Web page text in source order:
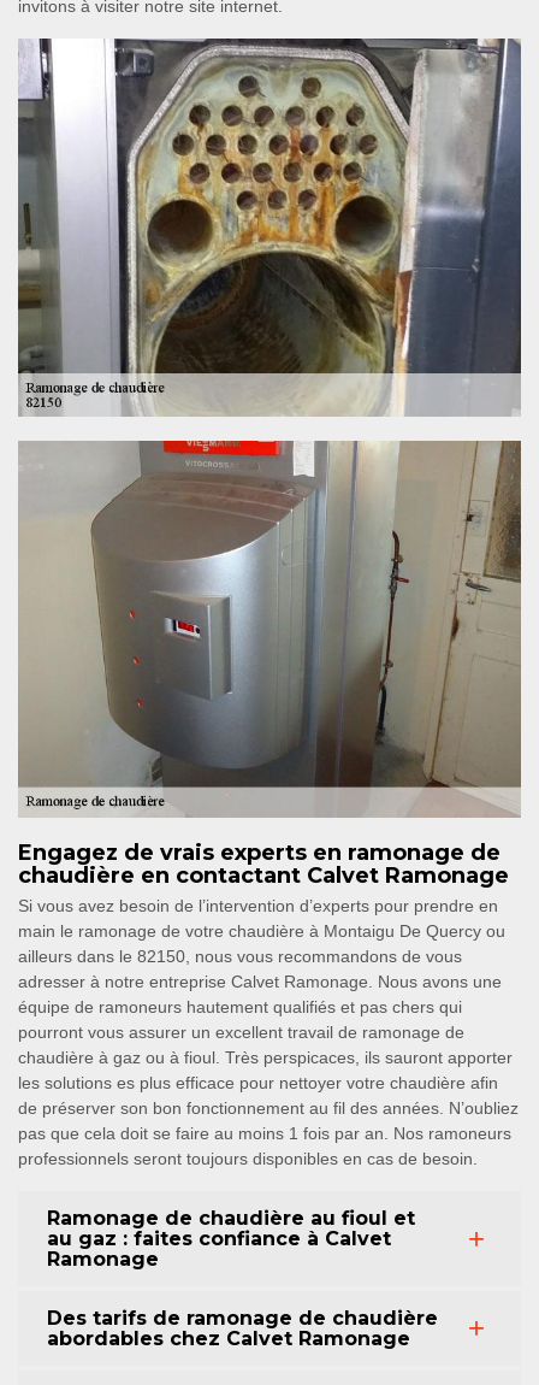
invitons à visiter notre site internet.
Engagez de vrais experts en ramonage de
chaudière en contactant Calvet Ramonage
Si vous avez besoin de l’intervention d’experts pour prendre en
main le ramonage de votre chaudière à Montaigu De Quercy ou
ailleurs dans le 82150, nous vous recommandons de vous
adresser à notre entreprise Calvet Ramonage. Nous avons une
équipe de ramoneurs hautement qualifiés et pas chers qui
pourront vous assurer un excellent travail de ramonage de
chaudière à gaz ou à fioul. Très perspicaces, ils sauront apporter
les solutions es plus efficace pour nettoyer votre chaudière afin
de préserver son bon fonctionnement au fil des années. N’oubliez
pas que cela doit se faire au moins 1 fois par an. Nos ramoneurs
professionnels seront toujours disponibles en cas de besoin.
Ramonage de chaudière au fioul et
au gaz : faites confiance à Calvet
Ramonage
Des tarifs de ramonage de chaudière
abordables chez Calvet Ramonage